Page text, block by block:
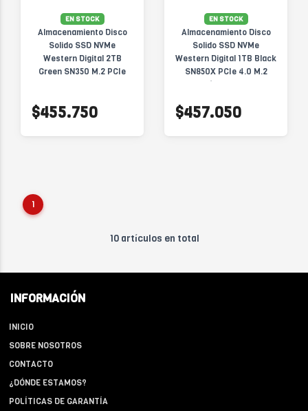
EN STOCK
Almacenamiento Disco
Solido SSD NVMe
Western Digital 2TB
Green SN350 M.2 PCIe
$455.750
EN STOCK
Almacenamiento Disco
Solido SSD NVMe
Western Digital 1TB Black
SN850X PCIe 4.0 M.2
C/Disipador
$457.050
1
10 artículos en total
INFORMACIÓN
INICIO
SOBRE NOSOTROS
CONTACTO
¿DÓNDE ESTAMOS?
POLÍTICAS DE GARANTÍA